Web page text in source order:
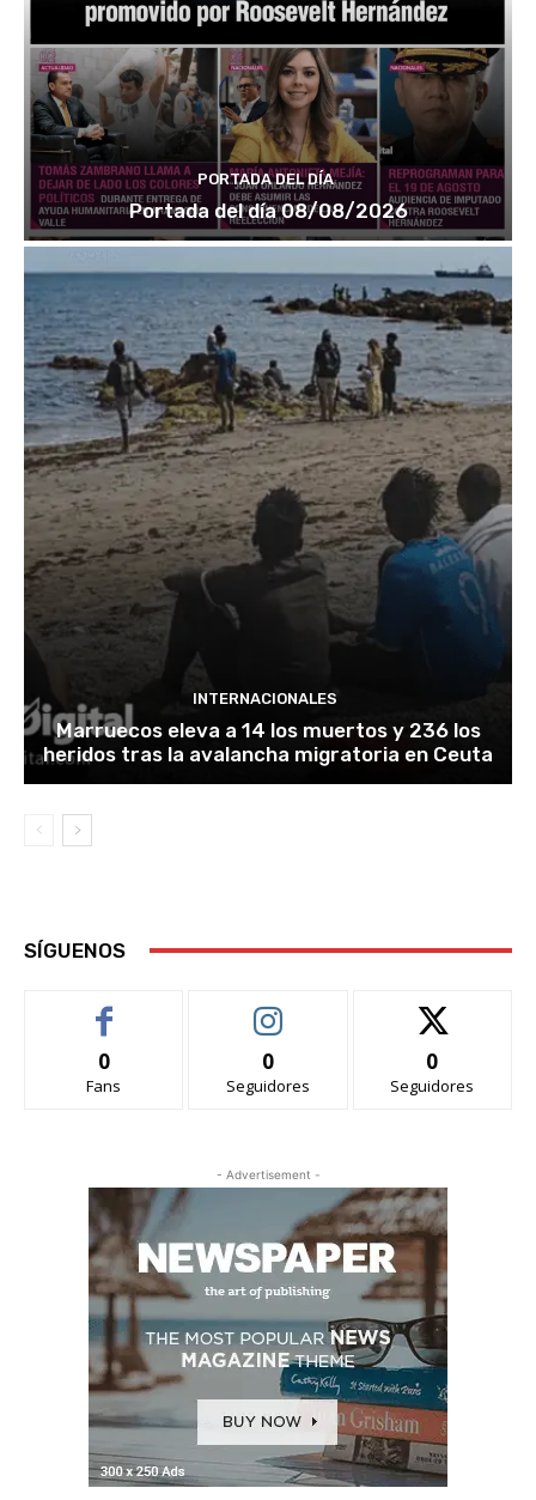
PORTADA DEL DÍA
Portada del día 08/08/2026
INTERNACIONALES
Marruecos eleva a 14 los muertos y 236 los
heridos tras la avalancha migratoria en Ceuta
SÍGUENOS
0
Fans
0
Seguidores
0
Seguidores
- Advertisement -